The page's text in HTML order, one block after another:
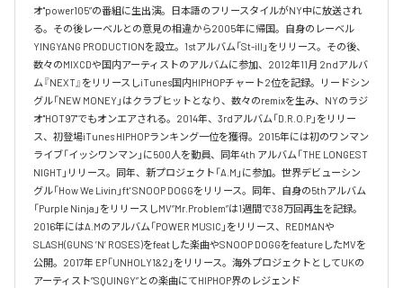
オ"power105”の番組に生出演。日本語のフリースタイルがNY中に放送され
る。その後レーベルとの意見の相違から2005年に帰国。自身のレーベル
YINGYANG PRODUCTIONを設立。1stアルバム「St-ill」をリリース。その後、
数々のMIXCDや国内アーティストのアルバムに参加、2012年11月 2ndアルバ
ム『NEXT』をリリースしiTunes国内HIPHOPチャート2位を記録。リードシン
グル「NEW MONEY」はクラブヒットとなり、数々のremixを生み、NYのラジ
オ"HOT97"でもオンエアされる。2014年、3rdアルバム「D.R.O.P」をリリー
ス、初登場iTunes HIPHOPランキング一位を獲得。2015年には初のワンマン
ライブ「イッシワンマン」に500人を動員、同年4th アルバム「THE LONGEST
NIGHT」リリース。同年、新プロジェクト「A.M」に参加。世界デビューシン
グル「How We Livin」ft' SNOOP DOGGをリリース。同年、自身の5thアルバム
「Purple Ninja」をリリースしMV”Mr.Problem”は1週間で38万回再生を記録。
2016年にはA.Mのアルバム「POWER MUSIC」をリリース、REDMANや
SLASH(GUNS ’N’ ROSES)をfeatした楽曲やSNOOP DOGGをfeatureしたMVを
公開。2017年 EP「UNHOLY1&2」をリリース。海外プロジェクトとしてUKの
アーティスト”SQUINGY”との楽曲にてHIPHOP界のレジェンド